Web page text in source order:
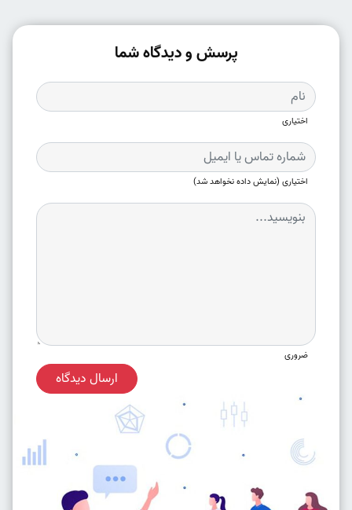
پرسش و دیدگاه شما
اختیاری
اختیاری (نمایش داده نخواهد شد)
ضروری
ارسال دیدگاه